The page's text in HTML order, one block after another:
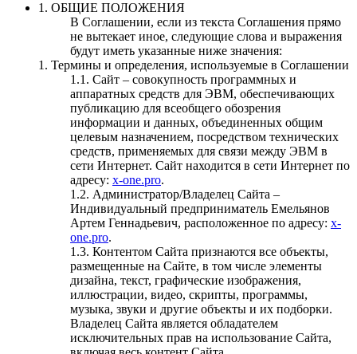
1. ОБЩИЕ ПОЛОЖЕНИЯ
В Соглашении, если из текста Соглашения прямо
не вытекает иное, следующие слова и выражения
будут иметь указанные ниже значения:
1. Термины и определения, используемые в Соглашении
1.1. Сайт – совокупность программных и
аппаратных средств для ЭВМ, обеспечивающих
публикацию для всеобщего обозрения
информации и данных, объединенных общим
целевым назначением, посредством технических
средств, применяемых для связи между ЭВМ в
сети Интернет. Сайт находится в сети Интернет по
адресу: x-one.pro.
1.2. Администратор/Владелец Сайта –
Индивидуальный предприниматель Емельянов
Артем Геннадьевич, расположенное по адресу: x-
one.pro.
1.3. Контентом Сайта признаются все объекты,
размещенные на Сайте, в том числе элементы
дизайна, текст, графические изображения,
иллюстрации, видео, скрипты, программы,
музыка, звуки и другие объекты и их подборки.
Владелец Сайта является обладателем
исключительных прав на использование Сайта,